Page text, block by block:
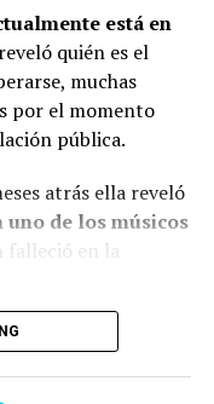
y cuestionaron al
inyectada,
, comentaron.
que veían
está en
quién es el
muchas
por el momento
pública.
atrás ella reveló
de los músicos
en la
a Aida